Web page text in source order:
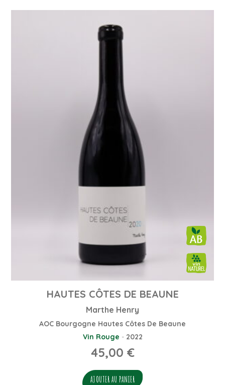
HAUTES CÔTES DE BEAUNE
Marthe Henry
AOC Bourgogne Hautes Côtes De Beaune
Vin Rouge - 2022
45,00 €
AJOUTER AU PANIER